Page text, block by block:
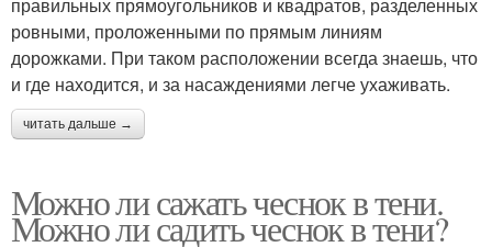
правильных прямоугольников и квадратов, разделенных
ровными, проложенными по прямым линиям
дорожками. При таком расположении всегда знаешь, что
и где находится, и за насаждениями легче ухаживать.
читать дальше →
Можно ли сажать чеснок в тени.
Можно ли садить чеснок в тени?